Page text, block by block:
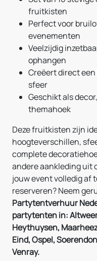
fruitkisten
Perfect voor
evenementen
Veelzijdig
ophangen
Creëert direct
sfeer
Geschikt als
themahoek
Deze fruitkisten zijn
hoogteverschillen,
complete
andere aankleding uit
jouw event volledig af
reserveren? Neem
Partytentverhuur
partytenten in:
Heythuysen,
Eind, Ospel,
Venray.